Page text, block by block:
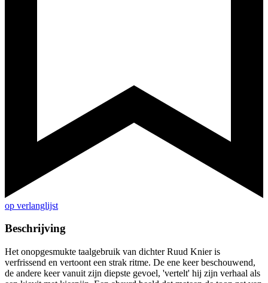
op verlanglijst
Beschrijving
Het onopgesmukte taalgebruik van dichter Ruud Knier is
verfrissend en vertoont een strak ritme. De ene keer beschouwend,
de andere keer vanuit zijn diepste gevoel, 'vertelt' hij zijn verhaal als